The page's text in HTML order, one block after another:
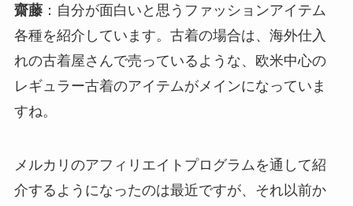
齋藤：自分が面白いと思うファッションアイテム
各種を紹介しています。古着の場合は、海外仕入
れの古着屋さんで売っているような、欧米中心の
レギュラー古着のアイテムがメインになっていま
すね。
メルカリのアフィリエイトプログラムを通して紹
介するようになったのは最近ですが、それ以前か